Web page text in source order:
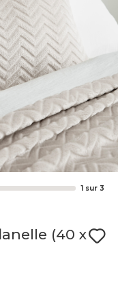
1 sur 3
(40 x